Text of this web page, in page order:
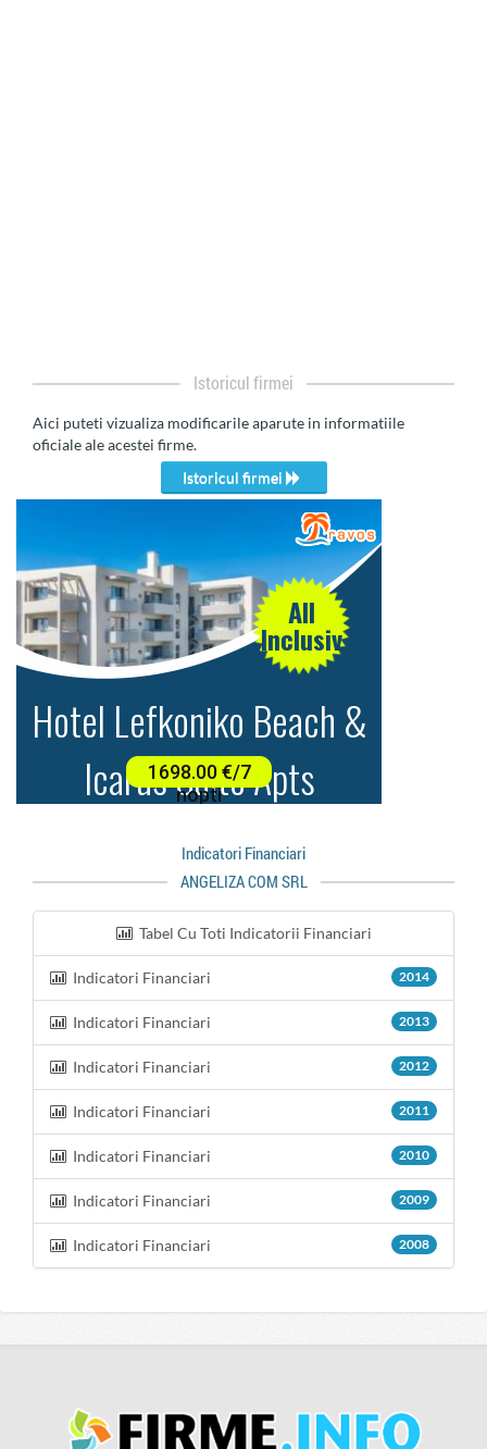
Istoricul firmei
Aici puteti vizualiza modificarile aparute in informatiile
oficiale ale acestei firme.
Istoricul firmei
Indicatori Financiari
ANGELIZA COM SRL
Tabel Cu Toti Indicatorii Financiari
Indicatori Financiari 2014
Indicatori Financiari 2013
Indicatori Financiari 2012
Indicatori Financiari 2011
Indicatori Financiari 2010
Indicatori Financiari 2009
Indicatori Financiari 2008